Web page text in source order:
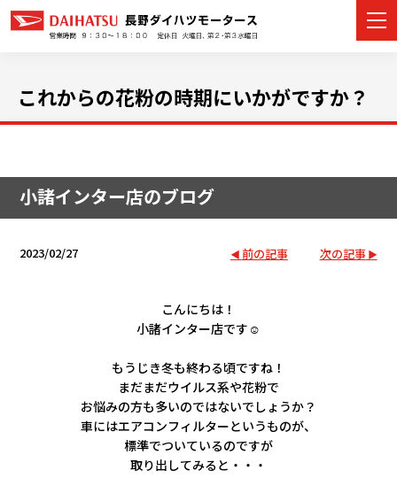
展示車・試乗車
店舗情報
ご購入者サポート
アフターサポート
会社情報
これからの花粉の時期にいかがですか？
小諸インター店のブログ
2023/02/27 前の記事 次の記事
こんにちは！
小諸インター店です☺
もうじき冬も終わる頃ですね！
まだまだウイルス系や花粉で
お悩みの方も多いのではないでしょうか？
車にはエアコンフィルターというものが、
標準でついているのですが
取り出してみると・・・